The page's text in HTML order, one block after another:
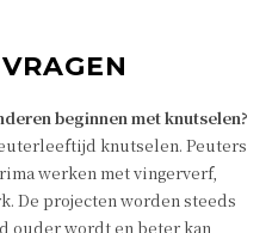
beginnen met knutselen?
knutselen. Peuters
werken met vingerverf,
De projecten worden steeds
ouder wordt en beter kan